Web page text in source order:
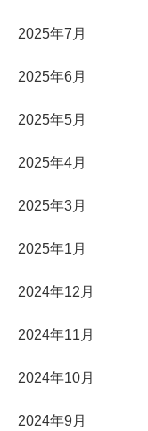
2025年7月
2025年6月
2025年5月
2025年4月
2025年3月
2025年1月
2024年12月
2024年11月
2024年10月
2024年9月